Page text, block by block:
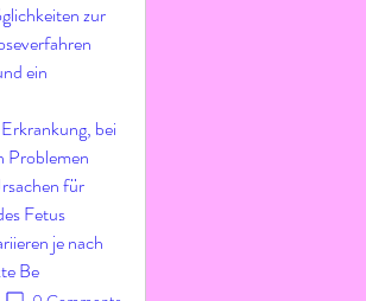
zur
ein
bei
Problemen
für
Fetus
je nach
Be